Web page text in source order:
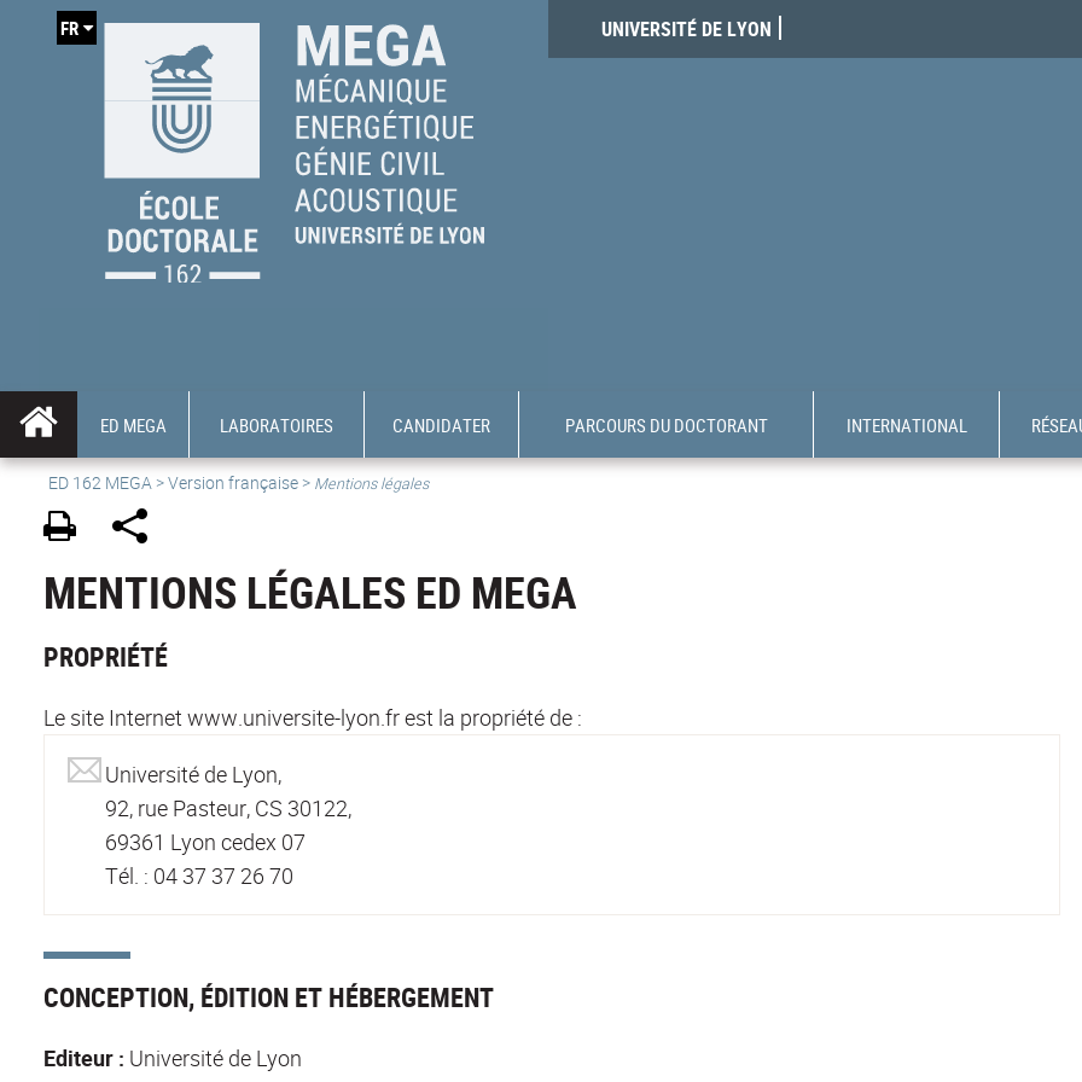
UNIVERSITÉ DE LYON
FR
ED MEGA LABORATOIRES CANDIDATER PARCOURS DU DOCTORANT INTERNATIONAL
ED 162 MEGA >Version française > Mentions légales
MENTIONS LÉGALES ED MEGA
PROPRIÉTÉ
Le site Internet www.universite-lyon.fr est la propriété de :
Université de Lyon,
92, rue Pasteur, CS 30122,
69361 Lyon cedex 07
Tél. : 04 37 37 26 70
CONCEPTION, ÉDITION ET HÉBERGEMENT
Editeur : Université de Lyon